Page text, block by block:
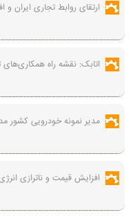
ارتقای روابط تجاری ایران
اتابک: نقشه راه همکاری‌های
مدیر نمونه خودرویی کشور
افزایش قیمت و ناترازی